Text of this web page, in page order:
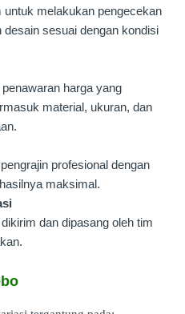
melakukan pengecekan
sesuai dengan kondisi
harga yang
material, ukuran, dan
profesional dengan
maksimal.
dan dipasang oleh tim